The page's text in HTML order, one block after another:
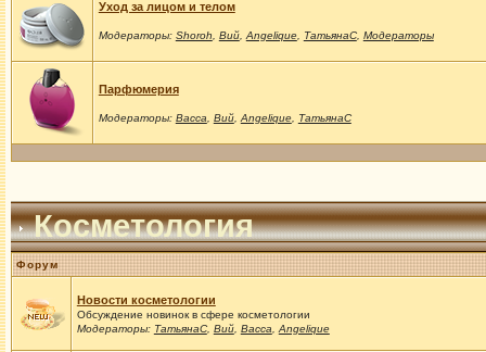
Уход за лицом и телом
Модераторы: Shoroh Вий, Angelique, ТатьянаС, Модераторы
Парфюмерия
Модераторы: Васса Вий, Angelique, ТатьянаС
Косметология
Форум
Новости косметологии
Обсуждение новинок в сфере косметологии
Модераторы: ТатьянаС, Вий, Васса Angelique